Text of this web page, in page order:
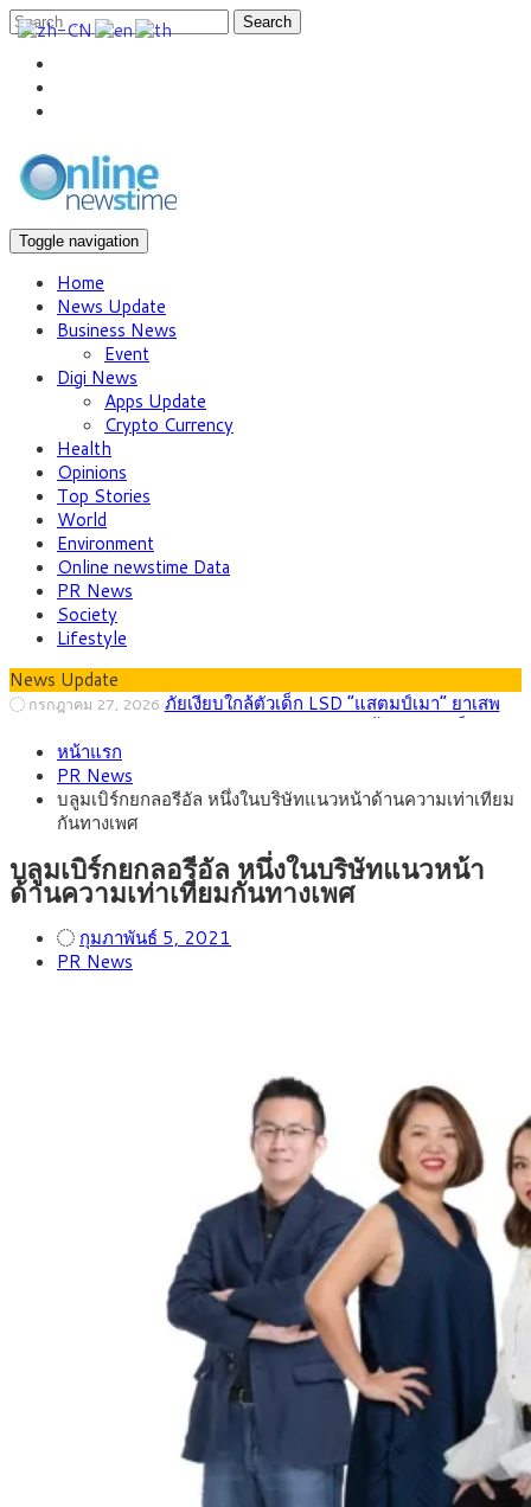
Search
Toggle navigation
Home
News Update
Business News
Event
Digi News
Apps Update
Crypto Currency
Health
Opinions
Top Stories
World
Environment
Online newstime Data
PR News
Society
Lifestyle
News Update
กรกฎาคม 27, 2026 ภัยเงียบใกล้ตัวเด็ก LSD “แสตมป์เมา” ยาเสพ
ใหญ่จากเยอรมนี
2569) ซื้อขายในกรอบ 33.40-34.00 มองเฟดคงดอกเบี้ย
สิงหาคม 5, 2026
หน้ารถไฟฟ้าสงขลา โมโนเรล 12.54 กม. เชื่อมเมืองหาดใหญ่
สิงหาคม 4, 2026
รายหัวเพียง 2,618 บาท เสนอทบทวนจัดสรรงบให้สอดคล้องภาระ
งานจริง
สิงหาคม 3, 2026 กรุงศรี คาดเงินบาทสัปดาห์นี้ซื้อขายในกรอบ
33.00-33.60 ติดตามข้อมูลจ้างงานสหรัฐฯ
สิงหาคม 1, 2026
เดินหน้า 5 ยุทธศาสตร์ รื้อโครงสร้างเศรษฐกิจ ดันไทยโตเต็ม
ศักยภาพ
หน้าแรก
PR News
บลูมเบิร์กยกลอรีอัล หนึ่งในบริษัทแนวหน้าด้านความเท่าเทียม
กันทางเพศ
บลูมเบิร์กยกลอรีอัล หนึ่งในบริษัทแนวหน้า
ด้านความเท่าเทียมกันทางเพศ
กุมภาพันธ์ 5, 2021
PR News